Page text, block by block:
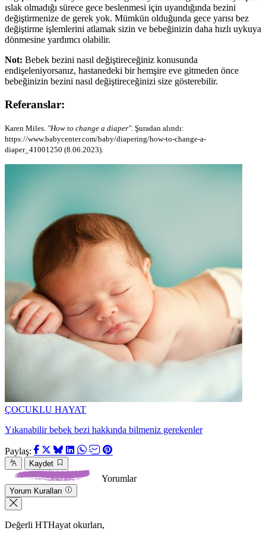
ıslak olmadığı sürece gece beslenmesi için uyandığında bezini
değiştirmenize de gerek yok. Mümkün olduğunda gece yarısı bez
değiştirme işlemlerini atlamak sizin ve bebeğinizin daha hızlı uykuya
dönmesine yardımcı olabilir.
Not: Bebek bezini nasıl değiştireceğiniz konusunda
endişeleniyorsanız, hastanedeki bir hemşire eve gitmeden önce
bebeğinizin bezini nasıl değiştireceğinizi size gösterebilir.
Referanslar:
Karen Miles. "How to change a diaper". Şuradan alındı:
https://www.babycenter.com/baby/diapering/how-to-change-a-
diaper_41001250 (8.06.2023).
ÇOCUKLU HAYAT
Yıkanabilir bebek bezi hakkında bilmeniz gerekenler
Paylaş:
Kaydet
Yorumlar
Yorum Kuralları
Değerli HTHayat okurları,